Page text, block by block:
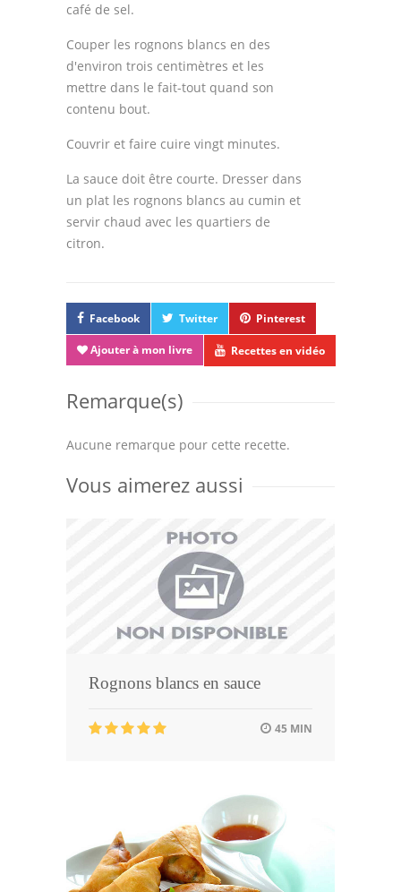
café de sel.
Couper les rognons blancs en des
d'environ trois centimètres et les
mettre dans le fait-tout quand son
contenu bout.
Couvrir et faire cuire vingt minutes.
La sauce doit être courte. Dresser dans
un plat les rognons blancs au cumin et
servir chaud avec les quartiers de
citron.
Facebook Twitter Pinterest
Ajouter à mon livre Recettes en vidéo
Remarque(s)
Aucune remarque pour cette recette.
Vous aimerez aussi
Rognons blancs en sauce
45 MIN